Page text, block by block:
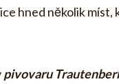
hned několik
pivovaru